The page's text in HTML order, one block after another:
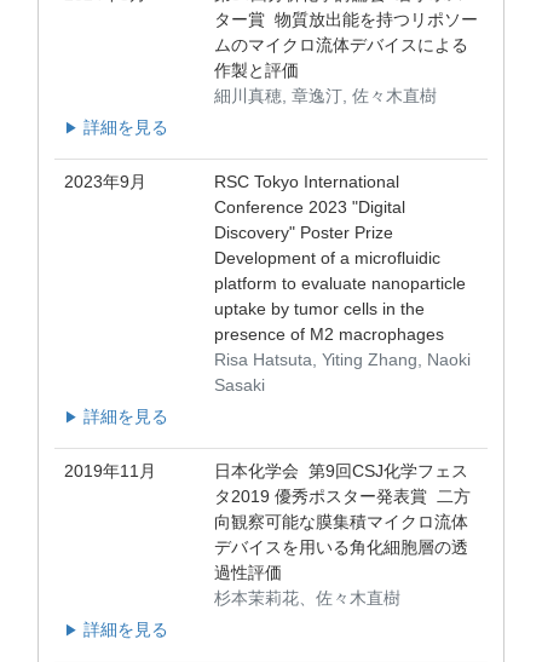
ター賞 物質放出能を持つリポソー
ムのマイクロ流体デバイスによる
作製と評価
細川真穂, 章逸汀, 佐々木直樹
▶ 詳細を見る
2023年9月
RSC Tokyo International
Conference 2023 "Digital
Discovery" Poster Prize
Development of a microfluidic
platform to evaluate nanoparticle
uptake by tumor cells in the
presence of M2 macrophages
Risa Hatsuta, Yiting Zhang, Naoki
Sasaki
▶ 詳細を見る
2019年11月
日本化学会 第9回CSJ化学フェス
タ2019 優秀ポスター発表賞 二方
向観察可能な膜集積マイクロ流体
デバイスを用いる角化細胞層の透
過性評価
杉本茉莉花、佐々木直樹
▶ 詳細を見る